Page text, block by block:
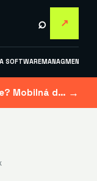
⌕ ↗
SOFTWAREMANAGMENT A
Ako si uľahčiť každodenné dojenie? Mobilná dojačka šetrí čas aj námahu →